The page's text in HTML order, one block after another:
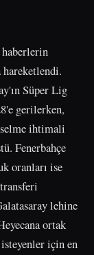
hareketlendi.
Süper Lig
gerilerken,
ihtimali
Fenerbahçe
oranları ise
lehine
ortak
için en